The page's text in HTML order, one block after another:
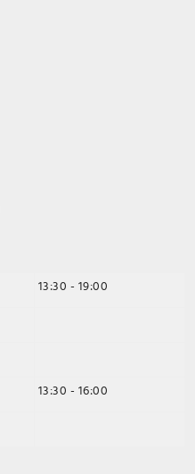
13:30 - 19:00
13:30 - 16:00